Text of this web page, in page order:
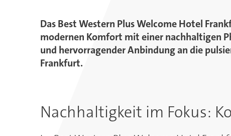
Das Best Western Plus Welcome Hotel
modernen Komfort mit einer nachhaltigen
und hervorragender Anbindung an die
Frankfurt.
Nachhaltigkeit im Fokus: